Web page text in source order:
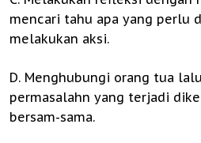
mencari tahu apa yang perlu
melakukan aksi.
D. Menghubungi orang tua
permasalahn yang terjadi
bersam-sama.